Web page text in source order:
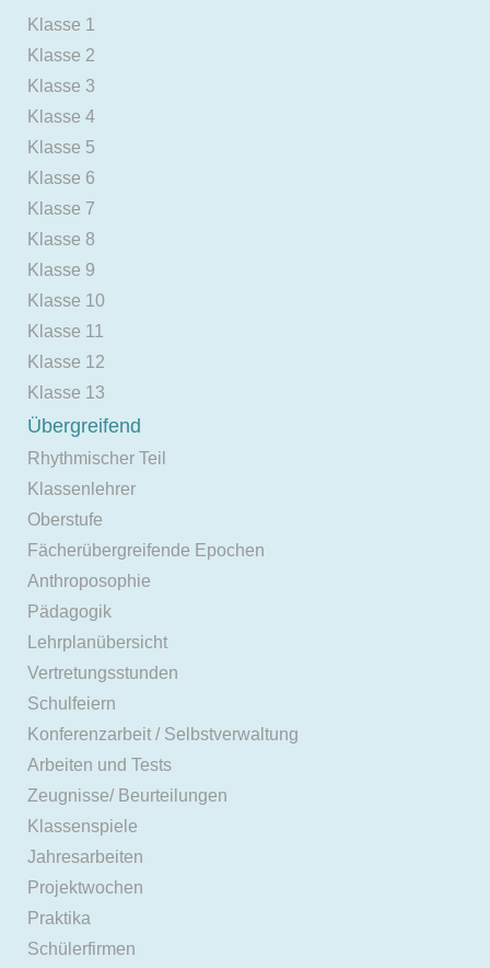
Klasse 1
Klasse 2
Klasse 3
Klasse 4
Klasse 5
Klasse 6
Klasse 7
Klasse 8
Klasse 9
Klasse 10
Klasse 11
Klasse 12
Klasse 13
Übergreifend
Rhythmischer Teil
Klassenlehrer
Oberstufe
Fächerübergreifende Epochen
Anthroposophie
Pädagogik
Lehrplanübersicht
Vertretungsstunden
Schulfeiern
Konferenzarbeit / Selbstverwaltung
Arbeiten und Tests
Zeugnisse/ Beurteilungen
Klassenspiele
Jahresarbeiten
Projektwochen
Praktika
Schülerfirmen